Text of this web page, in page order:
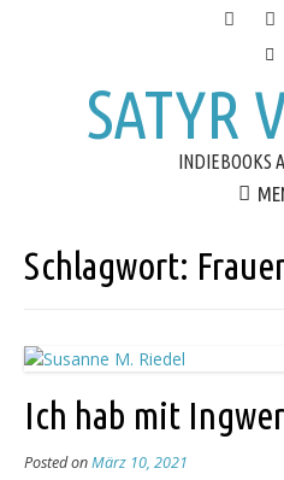
SATYR
INDIEBOOKS
Schlagwort:
Ich hab mit
Posted onMärz 10, 2021